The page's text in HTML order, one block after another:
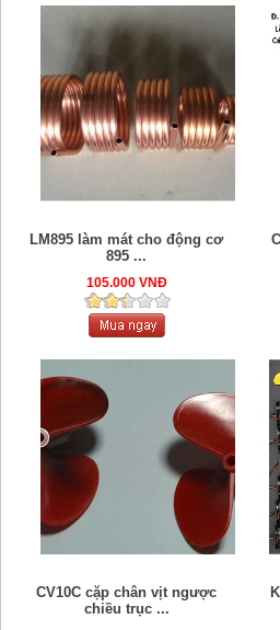
LM895 làm mát cho động cơ
895 ...
105.000 VNĐ
CV10C cặp chân vịt ngược
chiều trục ...